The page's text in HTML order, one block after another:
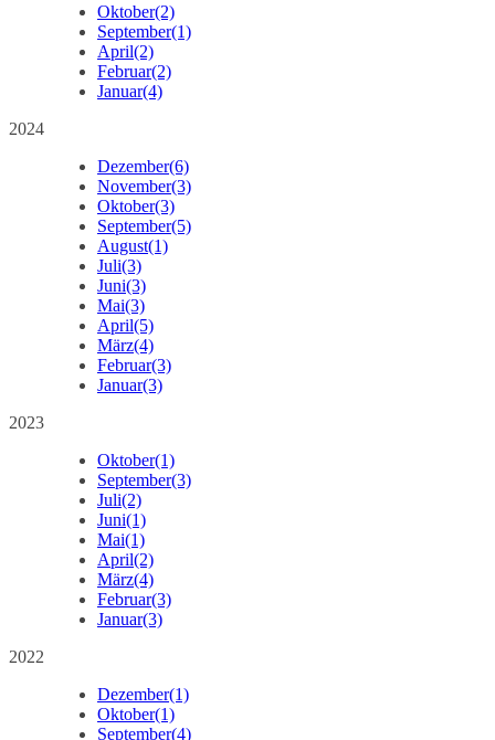
Oktober(2)
September(1)
April(2)
Februar(2)
Januar(4)
2024
Dezember(6)
November(3)
Oktober(3)
September(5)
August(1)
Juli(3)
Juni(3)
Mai(3)
April(5)
März(4)
Februar(3)
Januar(3)
2023
Oktober(1)
September(3)
Juli(2)
Juni(1)
Mai(1)
April(2)
März(4)
Februar(3)
Januar(3)
2022
Dezember(1)
Oktober(1)
September(4)